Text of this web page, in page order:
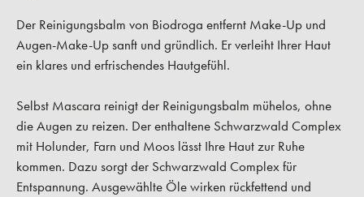
Der Reinigungsbalm von Biodroga entfernt Make-Up und
Augen-Make-Up sanft und gründlich. Er verleiht Ihrer Haut
ein klares und erfrischendes Hautgefühl.
Selbst Mascara reinigt der Reinigungsbalm mühelos, ohne
die Augen zu reizen. Der enthaltene Schwarzwald Complex
mit Holunder, Farn und Moos lässt Ihre Haut zur Ruhe
kommen. Dazu sorgt der Schwarzwald Complex für
Entspannung. Ausgewählte Öle wirken rückfettend und